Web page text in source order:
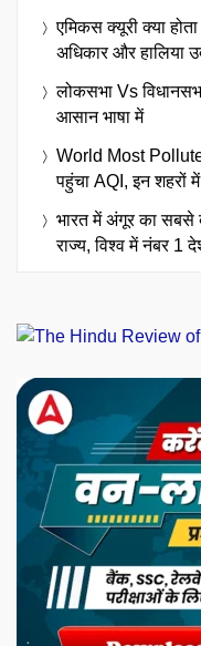
एमिकस क्यूरी क्या
अधिकार और हालिया
लोकसभा Vs
आसान भाषा में
World Most
पहुंचा AQI, इन शहरों
भारत में अंगूर का सबसे
राज्य, विश्व में नंबर 1